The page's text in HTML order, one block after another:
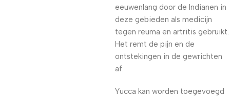
eeuwenlang door de Indianen in
deze gebieden als medicijn
tegen reuma en artritis gebruikt.
Het remt de pijn en de
ontstekingen in de gewrichten
af.
Yucca kan worden toegevoegd